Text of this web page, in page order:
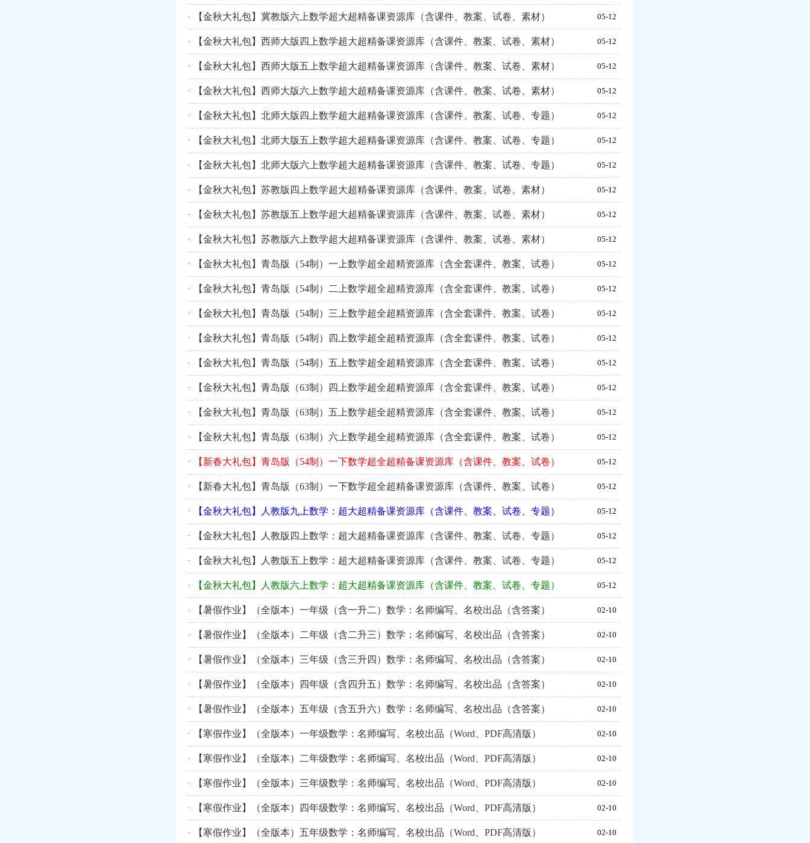
· 【金秋大礼包】冀教版六上数学超大超精备课资源库（含课件、教案、试卷、素材） 05-12
· 【金秋大礼包】西师大版四上数学超大超精备课资源库（含课件、教案、试卷、素材） 05-12
· 【金秋大礼包】西师大版五上数学超大超精备课资源库（含课件、教案、试卷、素材） 05-12
· 【金秋大礼包】西师大版六上数学超大超精备课资源库（含课件、教案、试卷、素材） 05-12
· 【金秋大礼包】北师大版四上数学超大超精备课资源库（含课件、教案、试卷、专题） 05-12
· 【金秋大礼包】北师大版五上数学超大超精备课资源库（含课件、教案、试卷、专题） 05-12
· 【金秋大礼包】北师大版六上数学超大超精备课资源库（含课件、教案、试卷、专题） 05-12
· 【金秋大礼包】苏教版四上数学超大超精备课资源库（含课件、教案、试卷、素材） 05-12
· 【金秋大礼包】苏教版五上数学超大超精备课资源库（含课件、教案、试卷、素材） 05-12
· 【金秋大礼包】苏教版六上数学超大超精备课资源库（含课件、教案、试卷、素材） 05-12
· 【金秋大礼包】青岛版（54制）一上数学超全超精资源库（含全套课件、教案、试卷） 05-12
· 【金秋大礼包】青岛版（54制）二上数学超全超精资源库（含全套课件、教案、试卷） 05-12
· 【金秋大礼包】青岛版（54制）三上数学超全超精资源库（含全套课件、教案、试卷） 05-12
· 【金秋大礼包】青岛版（54制）四上数学超全超精资源库（含全套课件、教案、试卷） 05-12
· 【金秋大礼包】青岛版（54制）五上数学超全超精资源库（含全套课件、教案、试卷） 05-12
· 【金秋大礼包】青岛版（63制）四上数学超全超精资源库（含全套课件、教案、试卷） 05-12
· 【金秋大礼包】青岛版（63制）五上数学超全超精资源库（含全套课件、教案、试卷） 05-12
· 【金秋大礼包】青岛版（63制）六上数学超全超精资源库（含全套课件、教案、试卷） 05-12
· 【新春大礼包】青岛版（54制）一下数学超全超精备课资源库（含课件、教案、试卷） 05-12
· 【新春大礼包】青岛版（63制）一下数学超全超精备课资源库（含课件、教案、试卷） 05-12
· 【金秋大礼包】人教版九上数学：超大超精备课资源库（含课件、教案、试卷、专题） 05-12
· 【金秋大礼包】人教版四上数学：超大超精备课资源库（含课件、教案、试卷、专题） 05-12
· 【金秋大礼包】人教版五上数学：超大超精备课资源库（含课件、教案、试卷、专题） 05-12
· 【金秋大礼包】人教版六上数学：超大超精备课资源库（含课件、教案、试卷、专题） 05-12
· 【暑假作业】（全版本）一年级（含一升二）数学：名师编写、名校出品（含答案） 02-10
· 【暑假作业】（全版本）二年级（含二升三）数学：名师编写、名校出品（含答案） 02-10
· 【暑假作业】（全版本）三年级（含三升四）数学：名师编写、名校出品（含答案） 02-10
· 【暑假作业】（全版本）四年级（含四升五）数学：名师编写、名校出品（含答案） 02-10
· 【暑假作业】（全版本）五年级（含五升六）数学：名师编写、名校出品（含答案） 02-10
· 【寒假作业】（全版本）一年级数学：名师编写、名校出品（Word、PDF高清版） 02-10
· 【寒假作业】（全版本）二年级数学：名师编写、名校出品（Word、PDF高清版） 02-10
· 【寒假作业】（全版本）三年级数学：名师编写、名校出品（Word、PDF高清版） 02-10
· 【寒假作业】（全版本）四年级数学：名师编写、名校出品（Word、PDF高清版） 02-10
· 【寒假作业】（全版本）五年级数学：名师编写、名校出品（Word、PDF高清版） 02-10